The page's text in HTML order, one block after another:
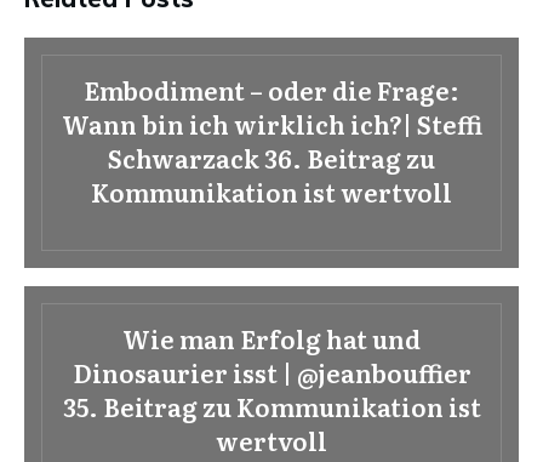
Embodiment – oder die Frage:
Wann bin ich wirklich ich?| Steffi
Schwarzack 36. Beitrag zu
Kommunikation ist wertvoll
Wie man Erfolg hat und
Dinosaurier isst | @jeanbouffier
35. Beitrag zu Kommunikation ist
wertvoll